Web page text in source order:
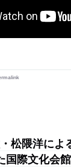
松隈洋によ
国際文化会